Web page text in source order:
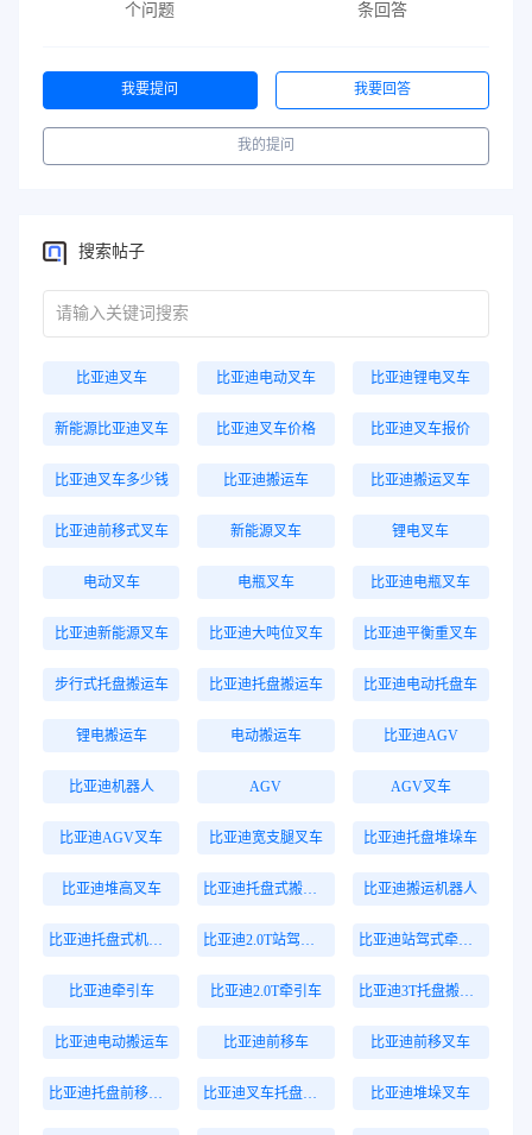
个问题 条回答
我要提问 我要回答
我的提问
搜索帖子
比亚迪叉车 比亚迪电动叉车 比亚迪锂电叉车
新能源比亚迪叉车 比亚迪叉车价格 比亚迪叉车报价
比亚迪叉车多少钱 比亚迪搬运车 比亚迪搬运叉车
比亚迪前移式叉车 新能源叉车 锂电叉车
电动叉车 电瓶叉车 比亚迪电瓶叉车
比亚迪新能源叉车 比亚迪大吨位叉车 比亚迪平衡重叉车
步行式托盘搬运车 比亚迪托盘搬运车 比亚迪电动托盘车
锂电搬运车 电动搬运车 比亚迪AGV
比亚迪机器人 AGV AGV叉车
比亚迪AGV叉车 比亚迪宽支腿叉车 比亚迪托盘堆垛车
比亚迪堆高叉车 比亚迪托盘式搬运机器人 比亚迪搬运机器人
比亚迪托盘式机器人 比亚迪2.0T站驾式牵引车 比亚迪站驾式牵引车
比亚迪牵引车 比亚迪2.0T牵引车 比亚迪3T托盘搬运车
比亚迪电动搬运车 比亚迪前移车 比亚迪前移叉车
比亚迪托盘前移叉车 比亚迪叉车托盘搬运车 比亚迪堆垛叉车